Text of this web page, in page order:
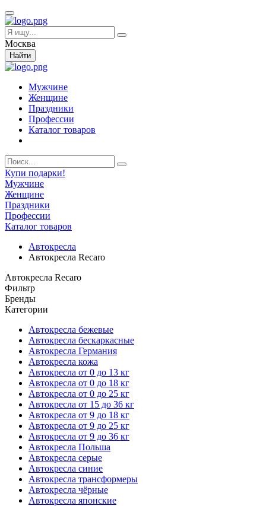
Москва
Найти
Мужчине
Женщине
Праздники
Профессии
Каталог товаров
Купи подарки!
Мужчине
Женщине
Праздники
Профессии
Каталог товаров
Автокресла
Автокресла Recaro
Автокресла Recaro
Фильтр
Бренды
Категории
Автокресла бежевые
Автокресла бескаркасные
Автокресла Германия
Автокресла кожа
Автокресла от 0 до 13 кг
Автокресла от 0 до 18 кг
Автокресла от 0 до 25 кг
Автокресла от 15 до 36 кг
Автокресла от 9 до 18 кг
Автокресла от 9 до 25 кг
Автокресла от 9 до 36 кг
Автокресла Польша
Автокресла серые
Автокресла синие
Автокресла трансформеры
Автокресла чёрные
Автокресла японские